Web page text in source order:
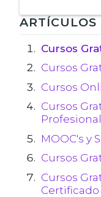
de
ARTÍCULOS
Cursos
Cursos
Cursos
Cursos
MOOC's y
Cursos
Cursos
Certificado